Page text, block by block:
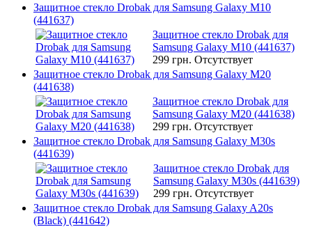
Защитное стекло Drobak для Samsung Galaxy M10
(441637)
Защитное стекло Drobak для
Samsung Galaxy M10 (441637)
299 грн. Отсутствует
Защитное стекло Drobak для Samsung Galaxy M20
(441638)
Защитное стекло Drobak для
Samsung Galaxy M20 (441638)
299 грн. Отсутствует
Защитное стекло Drobak для Samsung Galaxy M30s
(441639)
Защитное стекло Drobak для
Samsung Galaxy M30s (441639)
299 грн. Отсутствует
Защитное стекло Drobak для Samsung Galaxy A20s
(Black) (441642)